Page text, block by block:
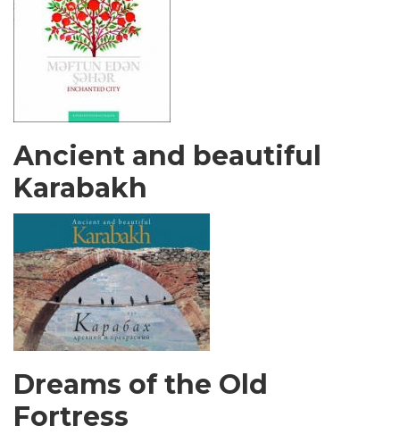
Ancient and beautiful
Karabakh
Dreams of the Old
Fortress